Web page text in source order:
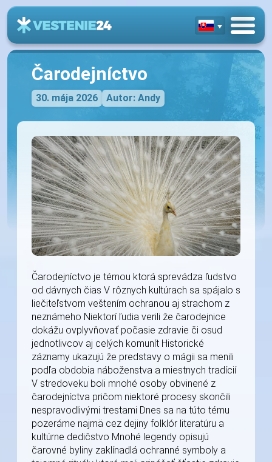
Čarodejníctvo
30. mája 2026 Autor: Andy
Čarodejníctvo je témou ktorá sprevádza ľudstvo
od dávnych čias V rôznych kultúrach sa spájalo s
liečiteľstvom veštením ochranou aj strachom z
neznámeho Niektorí ľudia verili že čarodejnice
dokážu ovplyvňovať počasie zdravie či osud
jednotlivcov aj celých komunít Historické
záznamy ukazujú že predstavy o mágii sa menili
podľa obdobia náboženstva a miestnych tradícií
V stredoveku boli mnohé osoby obvinené z
čarodejníctva pričom niektoré procesy skončili
nespravodlivými trestami Dnes sa na túto tému
pozeráme najmä cez dejiny folklór literatúru a
kultúrne dedičstvo Mnohé legendy opisujú
čarovné byliny zaklínadlá ochranné symboly a